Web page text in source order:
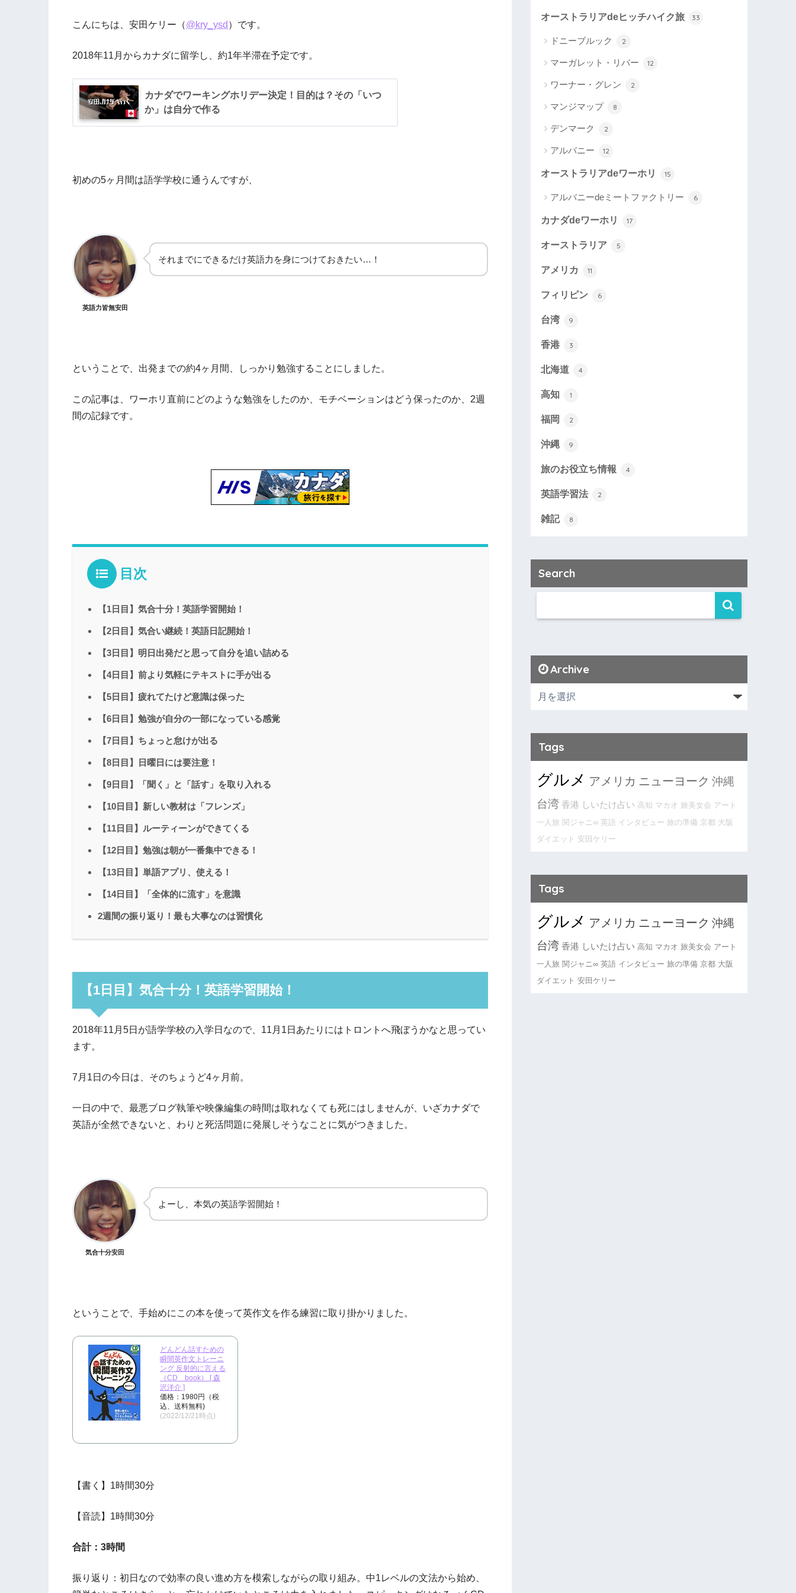
こんにちは、安田ケリー（@kry_ysd ）です。
2018年11月からカナダに留学し、約1年半滞在予定です。
カナダでワーキングホリデー決定！目的は？その「いつ
か」は自分で作る
初めの5ヶ月間は語学学校に通うんですが、
英語力皆無安田
それまでにできるだけ英語力を身につけておきたい…！
ということで、出発までの約4ヶ月間、しっかり勉強することにしました。
この記事は、ワーホリ直前にどのような勉強をしたのか、モチベーションはどう保ったのか、2週
間の記録です。
目次
【1日目】気合十分！英語学習開始！
【2日目】気合い継続！英語日記開始！
【3日目】明日出発だと思って自分を追い詰める
【4日目】前より気軽にテキストに手が出る
【5日目】疲れてたけど意識は保った
【6日目】勉強が自分の一部になっている感覚
【7日目】ちょっと怠けが出る
【8日目】日曜日には要注意！
【9日目】「聞く」と「話す」を取り入れる
【10日目】新しい教材は「フレンズ」
【11日目】ルーティーンができてくる
【12日目】勉強は朝が一番集中できる！
【13日目】単語アプリ、使える！
【14日目】「全体的に流す」を意識
2週間の振り返り！最も大事なのは習慣化
【1日目】気合十分！英語学習開始！
2018年11月5日が語学学校の入学日なので、11月1日あたりにはトロントへ飛ぼうかなと思ってい
ます。
7月1日の今日は、そのちょうど4ヶ月前。
一日の中で、最悪ブログ執筆や映像編集の時間は取れなくても死にはしませんが、いざカナダで
英語が全然できないと、わりと死活問題に発展しそうなことに気がつきました。
気合十分安田
よーし、本気の英語学習開始！
ということで、手始めにこの本を使って英作文を作る練習に取り掛かりました。
どんどん話すための
瞬間英作文トレーニ
ング 反射的に言える
（CD book） [ 森
沢洋介 ]
価格：1980円（税
込、送料無料)
(2022/12/21時点)
【書く】1時間30分
【音読】1時間30分
合計：3時間
振り返り：初日なので効率の良い進め方を模索しながらの取り組み。中1レベルの文法から始め、
オーストラリアdeヒッチハイク旅 33
ドニーブルック 2
マーガレット・リバー 12
ワーナー・グレン 2
マンジマップ 8
デンマーク 2
アルバニー 12
オーストラリアdeワーホリ 15
アルバニーdeミートファクトリー 6
カナダdeワーホリ 17
オーストラリア 5
アメリカ 11
フィリピン 6
台湾 9
香港 3
北海道 4
高知 1
福岡 2
沖縄 9
旅のお役立ち情報 4
英語学習法 2
雑記 8
Search
Archive
Tags
グルメ アメリカ ニューヨーク 沖縄
台湾 香港 しいたけ占い 高知 マカオ 旅美女会 アート
一人旅 関ジャニ∞ 英語 インタビュー 旅の準備 京都 大阪
ダイエット 安田ケリー
Tags
グルメ アメリカ ニューヨーク 沖縄
台湾 香港 しいたけ占い 高知 マカオ 旅美女会 アート
一人旅 関ジャニ∞ 英語 インタビュー 旅の準備 京都 大阪
ダイエット 安田ケリー